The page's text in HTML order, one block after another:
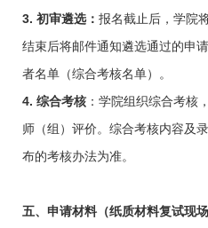
3. 初审遴选： 报名截止后，学院
结束后将邮件通知遴选通过的申
者名单（综合考核名单）。
4. 综合考核 ：学院组织综合考核
师（组）评价。综合考核内容及
布的考核办法为准。
五、申请材料（纸质材料复试现场